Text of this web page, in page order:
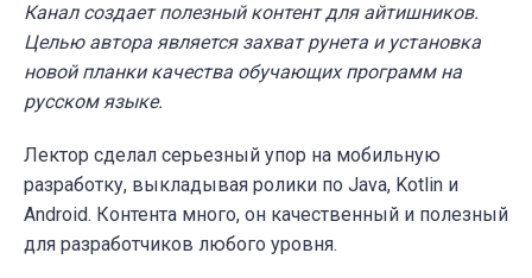
Канал создает полезный контент для айтишников.
Целью автора является захват рунета и установка
новой планки качества обучающих программ на
русском языке.
Лектор сделал серьезный упор на мобильную
разработку, выкладывая ролики по Java, Kotlin и
Android. Контента много, он качественный и полезный
для разработчиков любого уровня.